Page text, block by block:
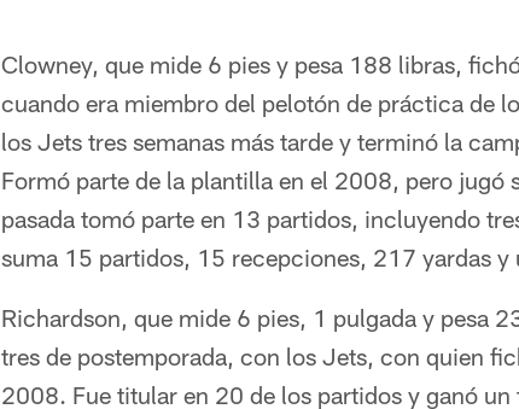
Clowney, que mide 6 pies y pesa 188 libras,
cuando era miembro del pelotón de práctica de
los Jets tres semanas más tarde y terminó la
Formó parte de la plantilla en el 2008, pero jugó
pasada tomó parte en 13 partidos, incluyendo
suma 15 partidos, 15 recepciones, 217 yardas
Richardson, que mide 6 pies, 1 pulgada y pesa
tres de postemporada, con los Jets, con quien
2008. Fue titular en 20 de los partidos y ganó